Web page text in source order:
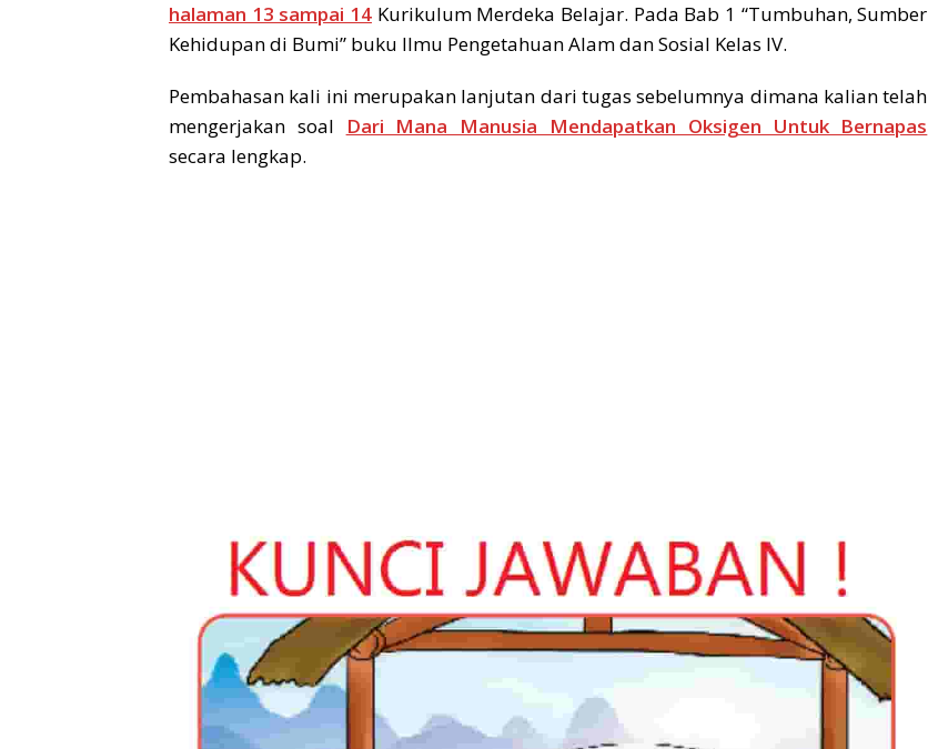
halaman 13 sampai 14 Kurikulum Merdeka Belajar. Pada Bab 1 “Tumbuhan, Sumber
Kehidupan di Bumi” buku Ilmu Pengetahuan Alam dan Sosial Kelas IV.
Pembahasan kali ini merupakan lanjutan dari tugas sebelumnya dimana kalian telah
mengerjakan soal
Dari Mana Manusia Mendapatkan Oksigen Untuk Bernapas
secara lengkap.